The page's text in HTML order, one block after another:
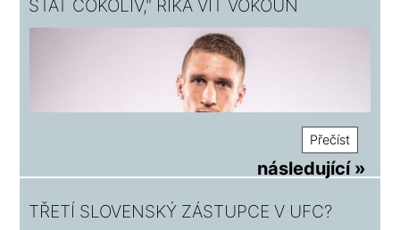
STÁT COKOLIV," ŘÍKÁ VÍT VOKOUN
Přečíst
TŘETÍ SLOVENSKÝ ZÁSTUPCE V UFC?
následující »